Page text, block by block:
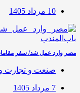
10 مرداد 1405
مصر وارد عمل شد/ سفر
صنعت و تجارت
7 مرداد 1405